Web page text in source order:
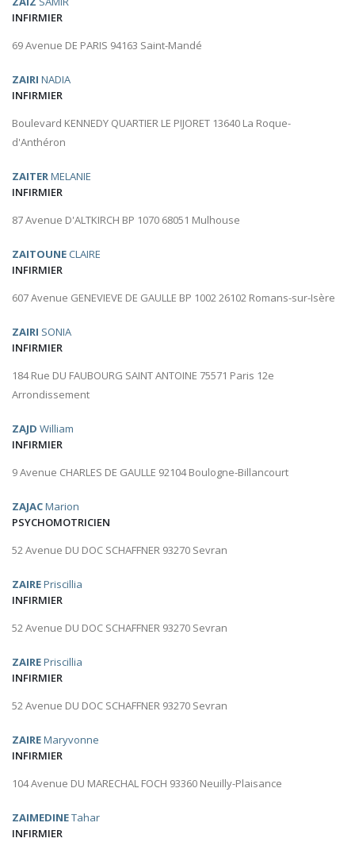
INFIRMIER
69 Avenue DE PARIS 94163 Saint-Mandé
ZAIRI NADIA
INFIRMIER
Boulevard KENNEDY QUARTIER LE PIJORET 13640 La Roque-
d'Anthéron
ZAITERMELANIE
INFIRMIER
87 Avenue D'ALTKIRCH BP 1070 68051 Mulhouse
ZAITOUNE CLAIRE
INFIRMIER
607 Avenue GENEVIEVE DE GAULLE BP 1002 26102 Romans-sur-Isère
ZAIRI SONIA
INFIRMIER
184 Rue DU FAUBOURG SAINT ANTOINE 75571 Paris 12e
Arrondissement
ZAJD William
INFIRMIER
9 Avenue CHARLES DE GAULLE 92104 Boulogne-Billancourt
ZAJACMarion
PSYCHOMOTRICIEN
52 Avenue DU DOC SCHAFFNER 93270 Sevran
ZAIREPriscillia
INFIRMIER
52 Avenue DU DOC SCHAFFNER 93270 Sevran
ZAIREPriscillia
INFIRMIER
52 Avenue DU DOC SCHAFFNER 93270 Sevran
ZAIREMaryvonne
INFIRMIER
104 Avenue DU MARECHAL FOCH 93360 Neuilly-Plaisance
ZAIMEDINETahar
INFIRMIER